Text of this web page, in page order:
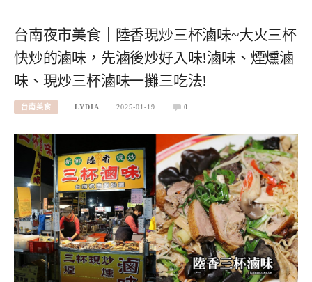
台南夜市美食｜陸香現炒三杯滷味~大火三杯
快炒的滷味，先滷後炒好入味!滷味、煙燻滷
味、現炒三杯滷味一攤三吃法!
台南美食 LYDIA 2025-01-19 0